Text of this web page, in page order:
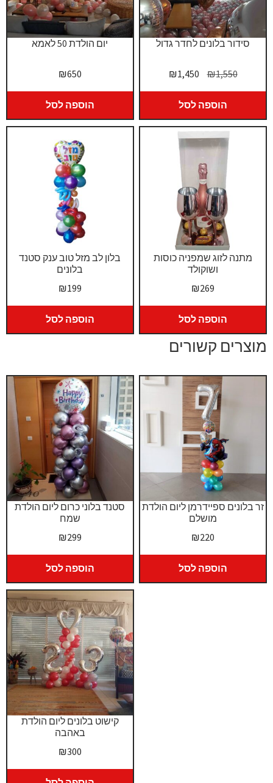
יום הולדת 50 לאמא
₪650
הוספה לסל
סידור בלונים לחדר גדול
₪1,550
המחיר
היה:
₪1,550.
₪1,450
₪1,450.
הוספה לסל
בלון לב מזל טוב ענק סטנד
בלונים
₪199
הוספה לסל
מתנה לזוג שמפניה כוסות
ושוקולד
₪269
הוספה לסל
מוצרים קשורים
סטנד בלוני כרום ליום הולדת
שמח
₪299
הוספה לסל
זר בלונים ספיידרמן ליום הולדת
מושלם
₪220
הוספה לסל
קישוט בלונים ליום הולדת
באהבה
₪300